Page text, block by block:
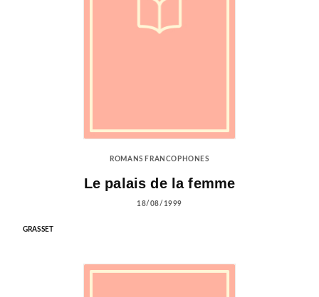
ROMANS FRANCOPHONES
Le palais de la femme
18/08/1999
GRASSET